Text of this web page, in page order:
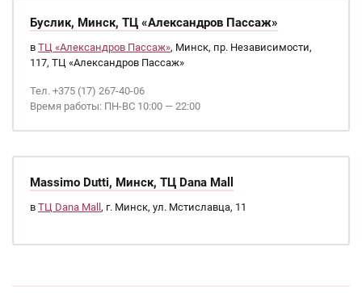
Буслик, Минск, ТЦ «Александров Пассаж»
в ТЦ «Александров Пассаж», Минск, пр. Независимости,
117, ТЦ «Александров Пассаж»
Тел. +375 (17) 267-40-06
Время работы: ПН-ВС 10:00 — 22:00
Massimo Dutti, Минск, ТЦ Dana Mall
в ТЦ Dana Mall , г. Минск, ул. Мстиславца, 11
Страницы